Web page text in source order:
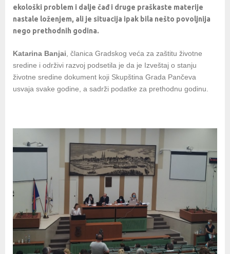
ekološki problem i dalje čađ i druge praškaste materije
nastale loženjem, ali je situacija ipak bila nešto povoljnija
nego prethodnih godina.
Katarina Banjai , članica Gradskog veća za zaštitu životne
sredine i održivi razvoj podsetila je da je Izveštaj o stanju
životne sredine dokument koji Skupština Grada Pančeva
usvaja svake godine, a sadrži podatke za prethodnu godinu.